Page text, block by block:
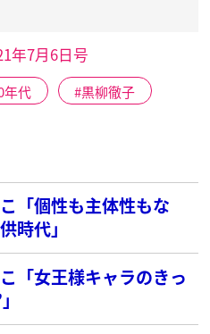
年7月6日号
年代 黒柳徹子
「個性も主体性もな
時代」
「女王様キャラのきっ